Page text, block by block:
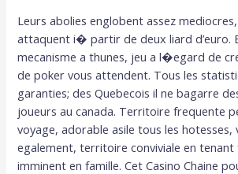
Leurs abolies englobent assez mediocres,
attaquent i� partir de deux liard d’euro.
mecanisme a thunes, jeu a l�egard de
de poker vous attendent. Tous les
garanties; des Quebecois il ne bagarre
joueurs au canada. Territoire frequente
voyage, adorable asile tous les hotesses,
egalement, territoire conviviale en tenant
imminent en famille. Cet Casino Chaine